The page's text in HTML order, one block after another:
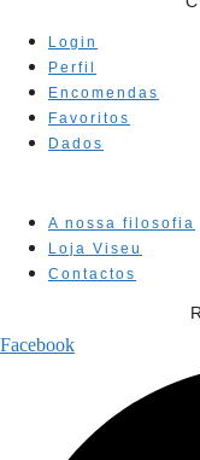
Login
Perfil
Encomendas
Favoritos
Dados
A nossa filosofia
Loja Viseu
Contactos
Facebook